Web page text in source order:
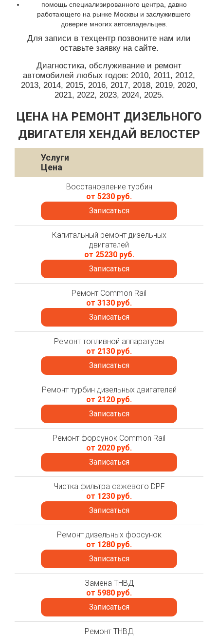
помощь специализированного центра, давно
работающего на рынке Москвы и заслужившего
доверие многих автовладельцев.
Для записи в техцентр позвоните нам или
оставьте заявку на сайте.
Диагностика, обслуживание и ремонт
автомобилей любых годов: 2010, 2011, 2012,
2013, 2014, 2015, 2016, 2017, 2018, 2019, 2020,
2021, 2022, 2023, 2024, 2025.
ЦЕНА НА РЕМОНТ ДИЗЕЛЬНОГО
ДВИГАТЕЛЯ ХЕНДАЙ ВЕЛОСТЕР
Услуги
Цена
Восстановление турбин
от 5230 руб.
Записаться
Капитальный ремонт дизельных
двигателей
от 25230 руб.
Записаться
Ремонт Common Rail
от 3130 руб.
Записаться
Ремонт топливной аппаратуры
от 2130 руб.
Записаться
Ремонт турбин дизельных двигателей
от 2120 руб.
Записаться
Ремонт форсунок Common Rail
от 2020 руб.
Записаться
Чистка фильтра сажевого DPF
от 1230 руб.
Записаться
Ремонт дизельных форсунок
от 1280 руб.
Записаться
Замена ТНВД
от 5980 руб.
Записаться
Ремонт ТНВД